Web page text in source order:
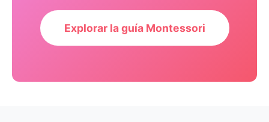
Explorar la guía Montessori